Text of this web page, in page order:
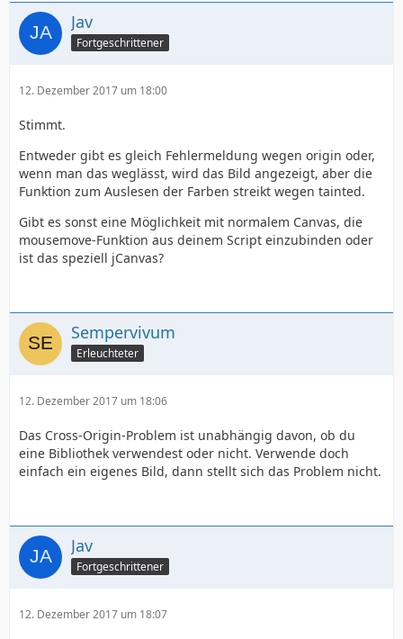
Jav
Fortgeschrittener
12. Dezember 2017 um 18:00
Stimmt.
Entweder gibt es gleich Fehlermeldung wegen origin oder,
wenn man das weglässt, wird das Bild angezeigt, aber die
Funktion zum Auslesen der Farben streikt wegen tainted.
Gibt es sonst eine Möglichkeit mit normalem Canvas, die
mousemove-Funktion aus deinem Script einzubinden oder
ist das speziell jCanvas?
Sempervivum
Erleuchteter
12. Dezember 2017 um 18:06
Das Cross-Origin-Problem ist unabhängig davon, ob du
eine Bibliothek verwendest oder nicht. Verwende doch
einfach ein eigenes Bild, dann stellt sich das Problem nicht.
Jav
Fortgeschrittener
12. Dezember 2017 um 18:07